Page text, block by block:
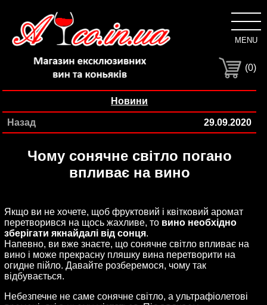
MENU
(0)
Новини
Назад 29.09.2020
Чому сонячне світло погано
впливає на вино
Якщо ви не хочете, щоб фруктовий і квітковий аромат
перетворився на щось жахливе, то вино необхідно
зберігати якнайдалі від сонця.
Напевно, ви вже знаєте, що сонячне світло впливає на
вино і може прекрасну пляшку вина перетворити на
огидне пійло. Давайте розберемося, чому так
відбувається.
Небезпечне не саме сонячне світло, а ультрафіолетові